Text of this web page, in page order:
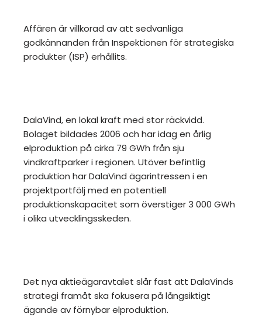
Affären är villkorad av att sedvanliga
godkännanden från Inspektionen för strategiska
produkter (ISP) erhållits.
DalaVind, en lokal kraft med stor räckvidd.
Bolaget bildades 2006 och har idag en årlig
elproduktion på cirka 79 GWh från sju
vindkraftparker i regionen. Utöver befintlig
produktion har DalaVind ägarintressen i en
projektportfölj med en potentiell
produktionskapacitet som överstiger 3 000 GWh
i olika utvecklingsskeden.
Det nya aktieägaravtalet slår fast att DalaVinds
strategi framåt ska fokusera på långsiktigt
ägande av förnybar elproduktion.